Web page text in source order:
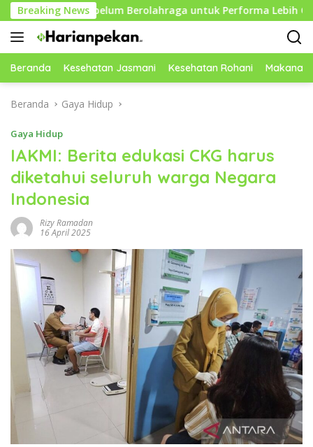
Langsung
ke
konten
Breaking News
Sebelum Berolahraga untuk Performa Lebih Optimal
Beranda Kesehatan Jasmani Kesehatan Rohani Makanan
Beranda Gaya Hidup
Gaya Hidup
IAKMI: Berita edukasi CKG harus
diketahui seluruh warga Negara
Indonesia
Rizy Ramadan
16 April 2025